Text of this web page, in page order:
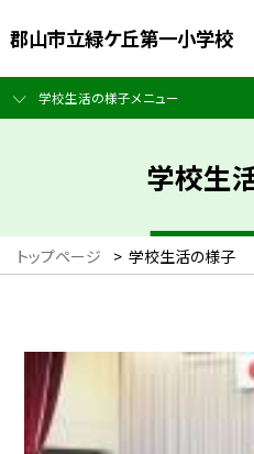
郡山市立緑ケ丘第一小学校
学校生活の様子メニュー
学校生
トップページ > 学校生活の様子